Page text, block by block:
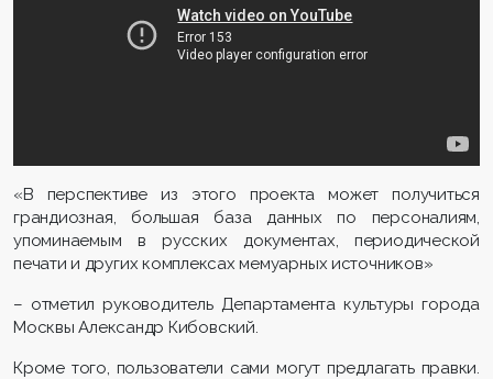
«В перспективе из этого проекта может получиться
грандиозная, большая база данных по персоналиям,
упоминаемым в русских документах, периодической
печати и других комплексах мемуарных источников»
– отметил руководитель Департамента культуры города
Москвы Александр Кибовский.
Кроме того, пользователи сами могут предлагать правки.